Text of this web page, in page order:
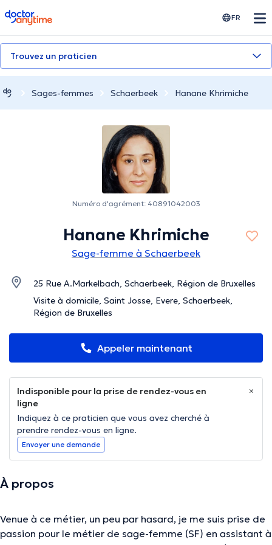
doctoranytime FR
Trouvez un praticien
Sages-femmes Schaerbeek Hanane Khrimiche
Numéro d'agrément: 40891042003
Hanane Khrimiche
Sage-femme à Schaerbeek
25 Rue A.Markelbach, Schaerbeek, Région de Bruxelles
Visite à domicile, Saint Josse, Evere, Schaerbeek,
Région de Bruxelles
Appeler maintenant
Indisponible pour la prise de rendez-vous en
ligne
Indiquez à ce praticien que vous avez cherché à
prendre rendez-vous en ligne.
Envoyer une demande
À propos
Venue à ce métier, un peu par hasard, je me suis prise de
passion pour le métier de sage-femme (SF) en assistant à